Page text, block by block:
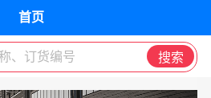
首页
、订货编号 搜索